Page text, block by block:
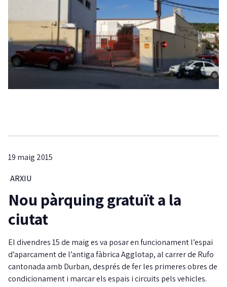
19 maig 2015
ARXIU
Nou pàrquing gratuït a la
ciutat
El divendres 15 de maig es va posar en funcionament l’espai
d’aparcament de l’antiga fàbrica Agglotap, al carrer de Rufo
cantonada amb Durban, després de fer les primeres obres de
condicionament i marcar els espais i circuits pels vehicles.